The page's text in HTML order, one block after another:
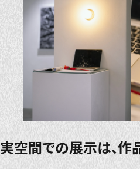
実空間での展示は、